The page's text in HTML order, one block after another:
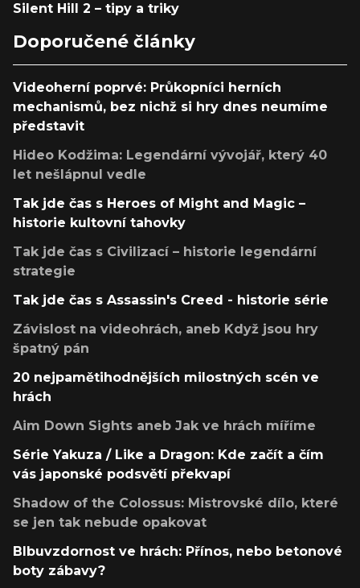
Silent Hill 2 – tipy a triky
Doporučené články
Videoherní poprvé: Průkopníci herních
mechanismů, bez nichž si hry dnes neumíme
představit
Hideo Kodžima: Legendární vývojář, který 40
let nešlápnul vedle
Tak jde čas s Heroes of Might and Magic –
historie kultovní tahovky
Tak jde čas s Civilizací – historie legendární
strategie
Tak jde čas s Assassin's Creed - historie série
Závislost na videohrách, aneb Když jsou hry
špatný pán
20 nejpamětihodnějších milostných scén ve
hrách
Aim Down Sights aneb Jak ve hrách míříme
Série Yakuza / Like a Dragon: Kde začít a čím
vás japonské podsvětí překvapí
Shadow of the Colossus: Mistrovské dílo, které
se jen tak nebude opakovat
Blbuvzdornost ve hrách: Přínos, nebo betonové
boty zábavy?